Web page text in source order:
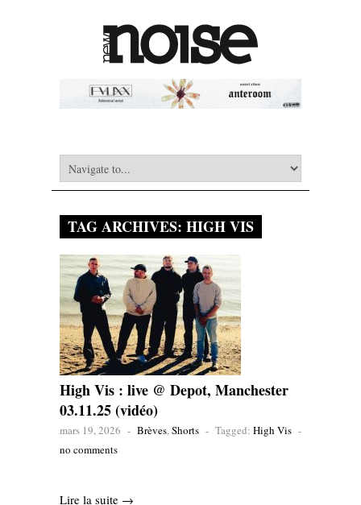
TAG ARCHIVES: HIGH VIS
High Vis : live @ Depot, Manchester
03.11.25 (vidéo)
mars 19, 2026 - Brèves,Shorts - Tagged: High Vis -
no comments
Lire la suite →